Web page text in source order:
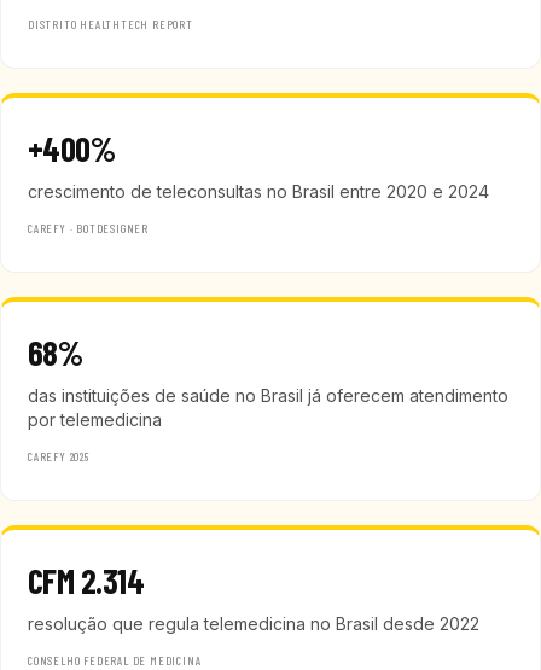
DISTRITO HEALTHTECH REPORT
+400%
crescimento de teleconsultas no Brasil entre 2020 e 2024
CAREFY · BOTDESIGNER
68%
das instituições de saúde no Brasil já oferecem atendimento
por telemedicina
CAREFY 2025
CFM 2.314
resolução que regula telemedicina no Brasil desde 2022
CONSELHO FEDERAL DE MEDICINA